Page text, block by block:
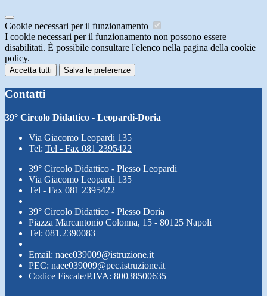
Cookie necessari per il funzionamento
I cookie necessari per il funzionamento non possono essere
disabilitati. È possibile consultare l'elenco nella pagina della cookie
policy.
Accetta tutti Salva le preferenze
Contatti
39° Circolo Didattico - Leopardi-Doria
Via Giacomo Leopardi 135
Tel: Tel - Fax 081 2395422
39° Circolo Didattico - Plesso Leopardi
Via Giacomo Leopardi 135
Tel - Fax 081 2395422
39° Circolo Didattico - Plesso Doria
Piazza Marcantonio Colonna, 15 - 80125 Napoli
Tel: 081.2390083
Email: naee039009@istruzione.it
PEC: naee039009@pec.istruzione.it
Codice Fiscale/P.IVA: 80038500635